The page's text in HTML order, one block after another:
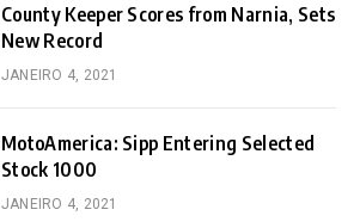
County Keeper Scores from Narnia, Sets
New Record
JANEIRO 4, 2021
MotoAmerica: Sipp Entering Selected
Stock 1000
JANEIRO 4, 2021